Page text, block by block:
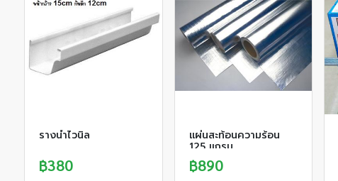
รางน้ำไวนิล
฿380
แผ่นสะท้อนความร้อน
125 แกรม
฿890